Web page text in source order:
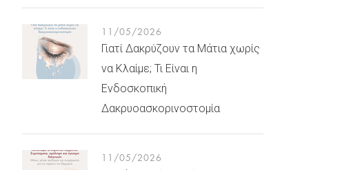
11/05/2026
Γιατί Δακρύζουν τα Μάτια χωρίς
να Κλαίμε; Τι Είναι η
Ενδοσκοπική
Δακρυοασκορινοστομία
11/05/2026